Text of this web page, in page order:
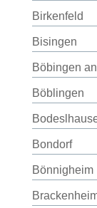
Birkenfeld
Bisingen
Böbingen
Böblingen
Bondorf
Bönnigheim